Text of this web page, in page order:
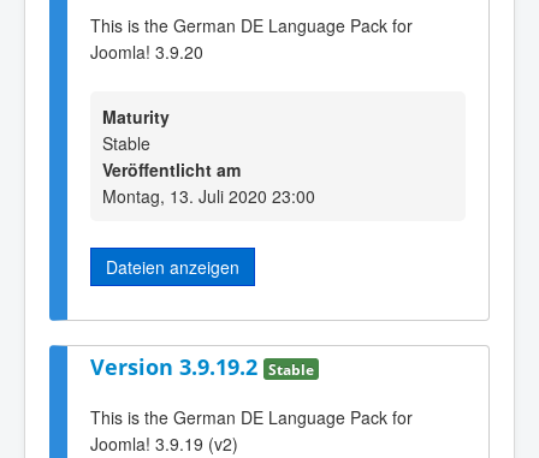
This is the German DE Language Pack for
Joomla! 3.9.20
Maturity
Stable
Veröffentlicht am
Montag, 13. Juli 2020 23:00
Dateien anzeigen
Version 3.9.19.2 Stable
This is the German DE Language Pack for
Joomla! 3.9.19 (v2)